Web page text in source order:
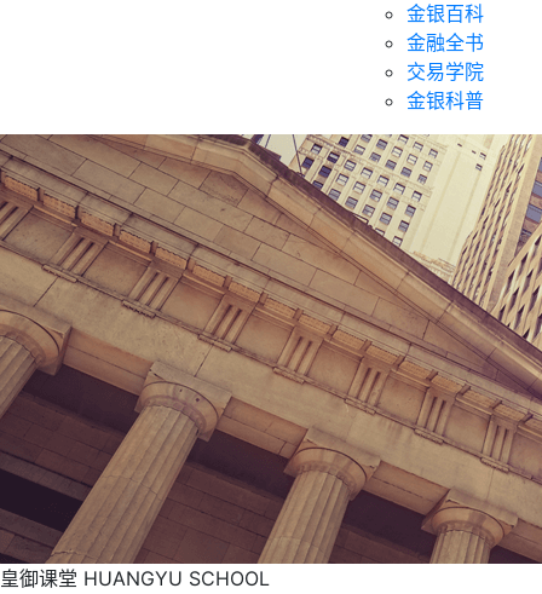
金银百科
金融全书
交易学院
金银科普
皇御课堂 HUANGYU SCHOOL